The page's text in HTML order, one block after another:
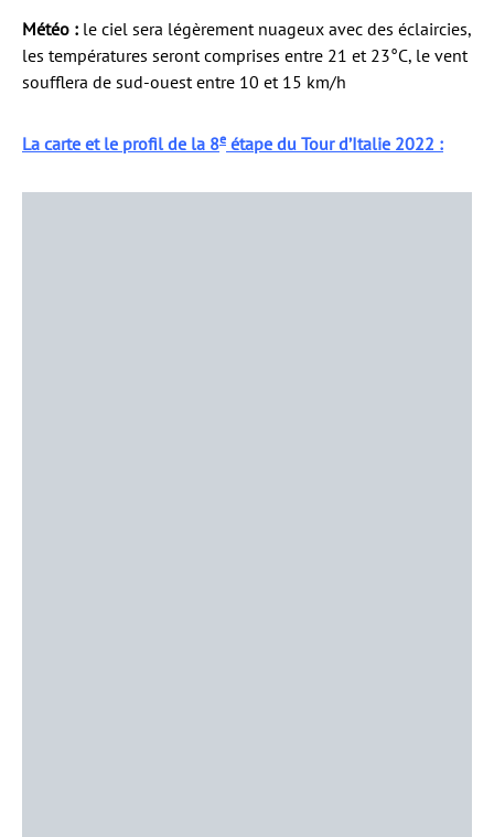
Météo : le ciel sera légèrement nuageux avec des éclaircies,
les températures seront comprises entre 21 et 23°C, le vent
soufflera de sud-ouest entre 10 et 15 km/h
La carte et le profil de la 8e étape du Tour d’Italie 2022 :